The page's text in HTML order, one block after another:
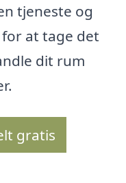
tjeneste og
at tage det
dit rum
gratis